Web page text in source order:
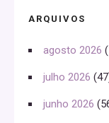
ARQUIVOS
agosto 2026
julho 2026
junho 2026